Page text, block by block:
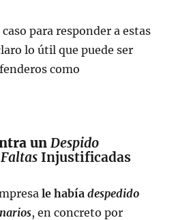
para responder a estas
lo útil que puede ser
como
un Despido
Faltas Injustificadas
le habíadespedido
, en concreto por